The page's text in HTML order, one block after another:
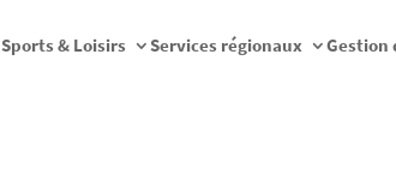
Sports & Loisirs Services régionaux Gestion